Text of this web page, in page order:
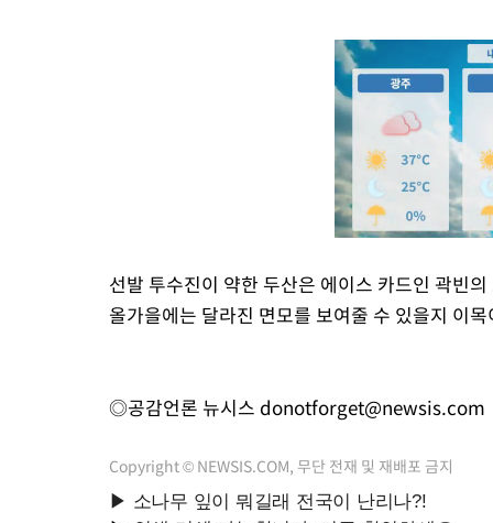
선발 투수진이 약한 두산은 에이스 카드인 곽빈
올가을에는 달라진 면모를 보여줄 수 있을지 이
◎공감언론 뉴시스 donotforget@newsis.com
Copyright © NEWSIS.COM, 무단 전재 및 재배포 금지